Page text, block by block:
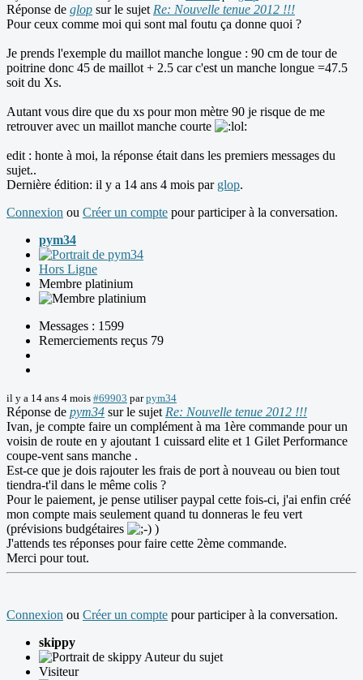
Réponse de glop sur le sujet Re: Nouvelle tenue 2012 !!!
Pour ceux comme moi qui sont mal foutu ça donne quoi ?
Je prends l'exemple du maillot manche longue : 90 cm de tour de
poitrine donc 45 de maillot + 2.5 car c'est un manche longue =47.5
soit du Xs.
Autant vous dire que du xs pour mon mètre 90 je risque de me
retrouver avec un maillot manche courte
edit : honte à moi, la réponse était dans les premiers messages du
sujet..
Dernière édition: il y a 14 ans 4 mois par glop.
Connexion ou Créer un compte pour participer à la conversation.
pym34
Hors Ligne
Membre platinium
Messages : 1599
Remerciements reçus 79
il y a 14 ans 4 mois #69903 parpym34
Réponse de pym34 sur le sujet Re: Nouvelle tenue 2012 !!!
Ivan, je compte faire un complément à ma 1ère commande pour un
voisin de route en y ajoutant 1 cuissard elite et 1 Gilet Performance
coupe-vent sans manche .
Est-ce que je dois rajouter les frais de port à nouveau ou bien tout
tiendra-t'il dans le même colis ?
Pour le paiement, je pense utiliser paypal cette fois-ci, j'ai enfin créé
mon compte mais seulement quand tu donneras le feu vert
(prévisions budgétaires
)
J'attends tes réponses pour faire cette 2ème commande.
Merci pour tout.
Connexion ou Créer un compte pour participer à la conversation.
skippy
Auteur du sujet
Visiteur